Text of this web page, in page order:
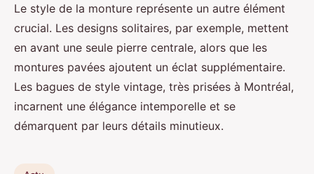
Le style de la monture représente un autre élément
crucial. Les designs solitaires, par exemple, mettent
en avant une seule pierre centrale, alors que les
montures pavées ajoutent un éclat supplémentaire.
Les bagues de style vintage, très prisées à Montréal,
incarnent une élégance intemporelle et se
démarquent par leurs détails minutieux.